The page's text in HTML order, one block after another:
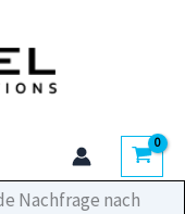
Nachfrage nach